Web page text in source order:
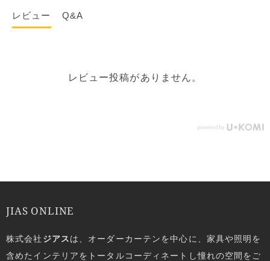
レビュー Q&A
レビュー投稿がありません。
JIAS ONLINE
株式会社 ジアスは、オーダーカーテンを中心に、家具や照明を
含めたインテリアをトータルコーディネートし憧れの空間をご